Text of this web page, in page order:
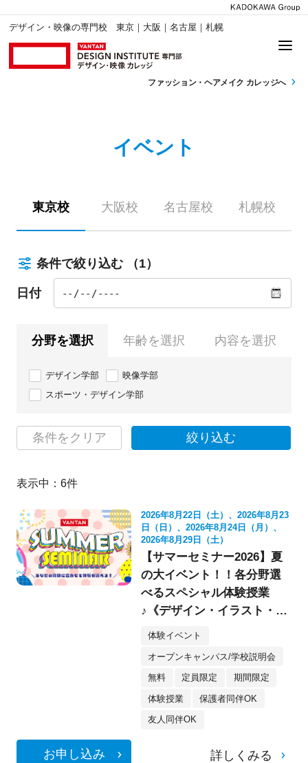
デザイン・映像の専門校 東京｜大阪｜名古屋｜札幌
ファッション・ ヘアメイク カレッジへ
イベント
東京校 大阪校 名古屋校 札幌校
条件で絞り込む （1）
日付
分野を選択 年齢を選択 内容を選択
デザイン学部
映像学部
スポーツ・デザイン学部
条件をクリア 絞り込む
表示中： 6件
2026年8月22日（土）、2026年8月23
日（日）、2026年8月24日（月）、
2026年8月29日（土）
【サマーセミナー2026】夏
の大イベント！！各分野選
べるスペシャル体験授業
♪《デザイン・イラスト・映
像・スケボー・フォト》
体験イベント
オープンキャンパス/学校説明会
無料 定員限定 期間限定
体験授業 保護者同伴OK
友人同伴OK
お申し込み 詳しくみる